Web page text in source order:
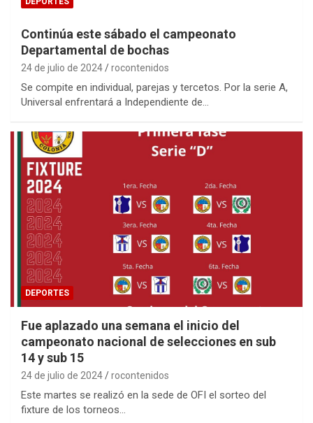
Continúa este sábado el campeonato
Departamental de bochas
24 de julio de 2024 rocontenidos
Se compite en individual, parejas y tercetos. Por la serie A,
Universal enfrentará a Independiente de…
DEPORTES
Fue aplazado una semana el inicio del
campeonato nacional de selecciones en sub
14 y sub 15
24 de julio de 2024 rocontenidos
Este martes se realizó en la sede de OFI el sorteo del
fixture de los torneos…